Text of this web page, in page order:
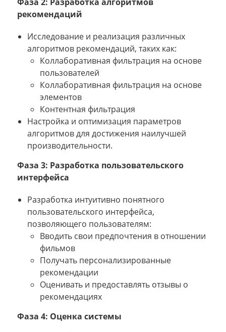
рекомендаций
Исследование и реализация различных
алгоритмов рекомендаций, таких как:
Коллаборативная фильтрация на основе
пользователей
Коллаборативная фильтрация на основе
элементов
Контентная фильтрация
Настройка и оптимизация параметров
алгоритмов для достижения наилучшей
производительности.
Фаза 3: Разработка пользовательского
интерфейса
Разработка интуитивно понятного
пользовательского интерфейса,
позволяющего пользователям:
Вводить свои предпочтения в отношении
фильмов
Получать персонализированные
рекомендации
Оценивать и предоставлять отзывы о
рекомендациях
Фаза 4: Оценка системы